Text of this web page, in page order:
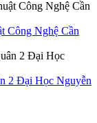
Công Nghệ Cần
2 Đại Học Nguyễn